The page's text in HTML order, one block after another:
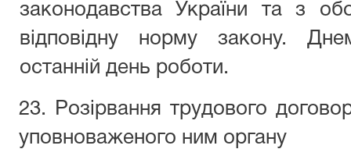
законодавства України та з
відповідну норму закону.
останній день роботи.
23. Розірвання трудового
уповноваженого ним органу